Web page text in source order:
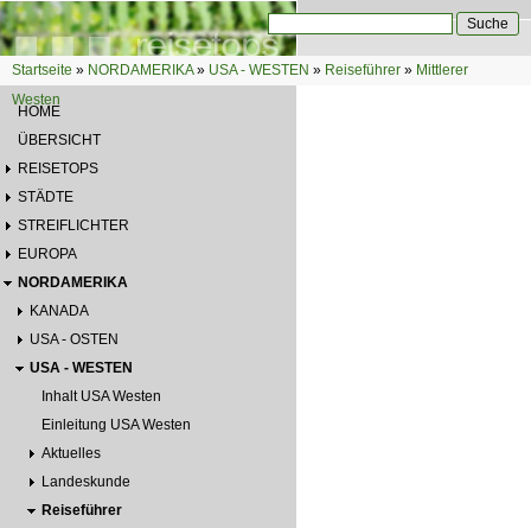
Direkt zum Inhalt
Suchformular
Sie sind hier
Startseite » NORDAMERIKA» USA - WESTEN » Reiseführer » Mittlerer
Westen
HOME
ÜBERSICHT
REISETOPS
STÄDTE
STREIFLICHTER
EUROPA
NORDAMERIKA
KANADA
USA - OSTEN
USA - WESTEN
Inhalt USA Westen
Einleitung USA Westen
Aktuelles
Landeskunde
Reiseführer